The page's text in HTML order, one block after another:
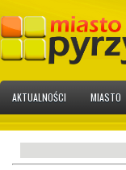
AKTUALNOŚCI MIASTO